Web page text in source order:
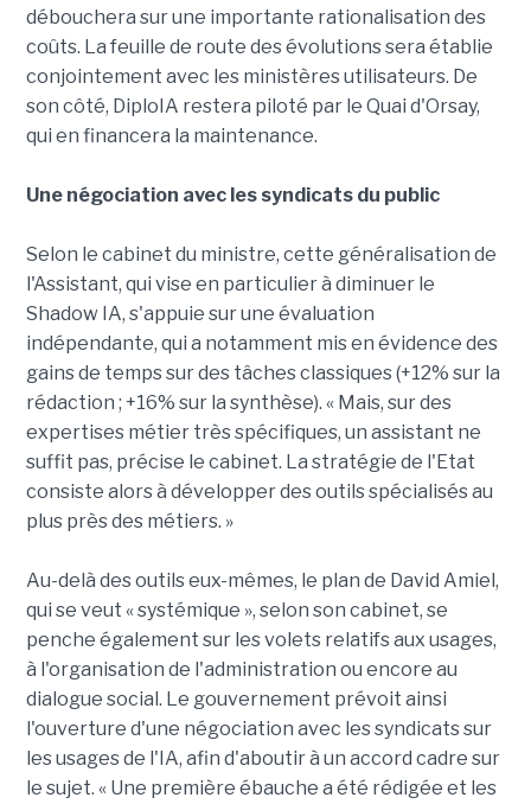
débouchera sur une importante rationalisation des
coûts. La feuille de route des évolutions sera établie
conjointement avec les ministères utilisateurs. De
son côté, DiploIA restera piloté par le Quai d'Orsay,
qui en financera la maintenance.
Une négociation avec les syndicats du public
Selon le cabinet du ministre, cette généralisation de
l'Assistant, qui vise en particulier à diminuer le
Shadow IA, s'appuie sur une évaluation
indépendante, qui a notamment mis en évidence des
gains de temps sur des tâches classiques (+12% sur la
rédaction ; +16% sur la synthèse). « Mais, sur des
expertises métier très spécifiques, un assistant ne
suffit pas, précise le cabinet. La stratégie de l'Etat
consiste alors à développer des outils spécialisés au
plus près des métiers. »
Au-delà des outils eux-mêmes, le plan de David Amiel,
qui se veut « systémique », selon son cabinet, se
penche également sur les volets relatifs aux usages,
à l'organisation de l'administration ou encore au
dialogue social. Le gouvernement prévoit ainsi
l'ouverture d'une négociation avec les syndicats sur
les usages de l'IA, afin d'aboutir à un accord cadre sur
le sujet. « Une première ébauche a été rédigée et les